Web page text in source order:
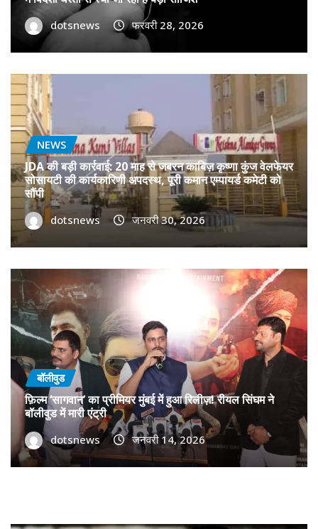
dotsnews फरवरी 28, 2026
NEWS
JDA की बड़ी कार्रवाई: 20 माह से जबरन काबिज़ कृष्णा कुंज वेलफेयर
सोसायटी की कार्यकारिणी अपदस्थ, पूरी कमान एम्पायर्ड कमेटी को
सौंपी
dotsnews जनवरी 30, 2026
बॉलीवुड
फ़िल्म ‘सागवान’ का प्रीमियर मुंबई में हुआ रिलीज़! रीयल सिंघम ने
बॉलीवुड में मारी एंट्री
dotsnews जनवरी 14, 2026